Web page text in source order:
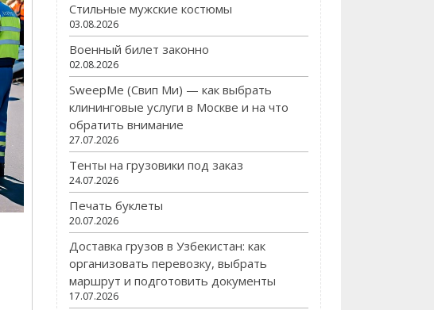
Стильные мужские костюмы
03.08.2026
Военный билет законно
02.08.2026
SweepMe (Свип Ми) — как выбрать
клининговые услуги в Москве и на что
обратить внимание
27.07.2026
Тенты на грузовики под заказ
24.07.2026
Печать буклеты
20.07.2026
Доставка грузов в Узбекистан: как
организовать перевозку, выбрать
маршрут и подготовить документы
17.07.2026